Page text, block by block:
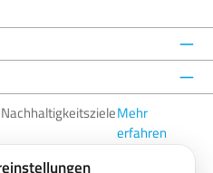
Mehr
erfahren